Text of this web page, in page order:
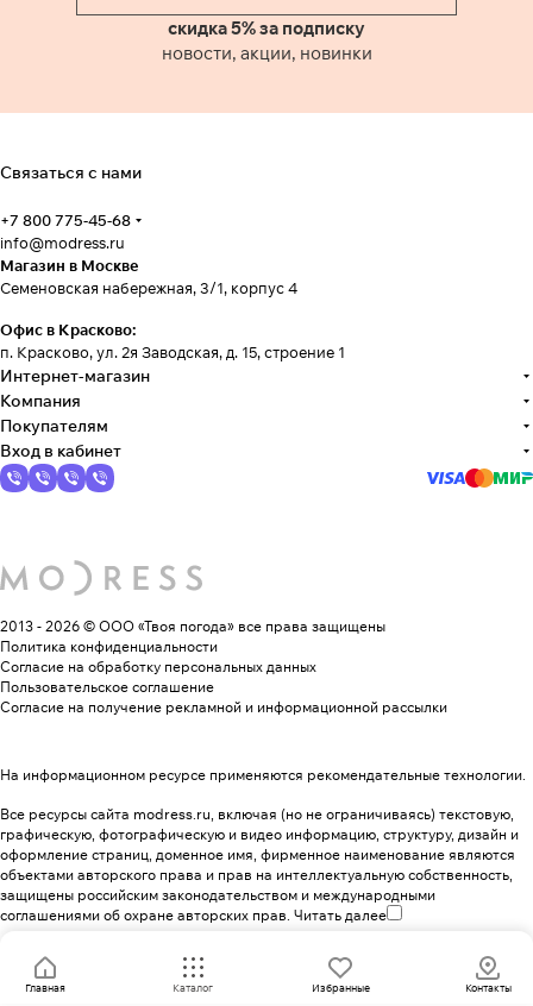
скидка 5% за подписку
новости, акции, новинки
Связаться с нами
+7 800 775-45-68
info@modress.ru
Магазин в Москве
Семеновская набережная, 3/1, корпус 4
Офис в Красково:
п. Красково, ул. 2я Заводская, д. 15, строение 1
Интернет-магазин
Компания
Покупателям
Вход в кабинет
2013 - 2026 © ООО «Твоя погода» все права защищены
Политика конфиденциальности
Согласие на обработку персональных данных
Пользовательское соглашение
Согласие на получение рекламной и информационной рассылки
На информационном ресурсе применяются рекомендательные технологии.
Все ресурсы сайта modress.ru, включая (но не ограничиваясь) текстовую,
графическую, фотографическую и видео информацию, структуру, дизайн и
оформление страниц, доменное имя, фирменное наименование являются
объектами авторского права и прав на интеллектуальную собственность,
защищены российским законодательством и международными
соглашениями об охране авторских прав. Читать далее
Главная Каталог Избранные Контакты